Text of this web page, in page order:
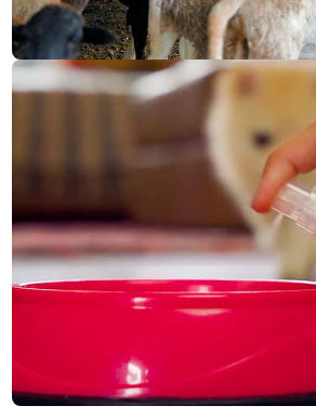
CMR saúde
CONHEÇA NOSSO E-COMMERCE